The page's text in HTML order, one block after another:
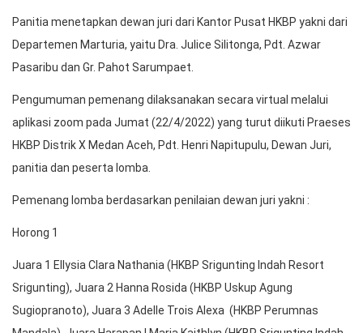
Panitia menetapkan dewan juri dari Kantor Pusat HKBP yakni dari
Departemen Marturia, yaitu Dra. Julice Silitonga, Pdt. Azwar
Pasaribu dan Gr. Pahot Sarumpaet.
Pengumuman pemenang dilaksanakan secara virtual melalui
aplikasi zoom pada Jumat (22/4/2022) yang turut diikuti Praeses
HKBP Distrik X Medan Aceh, Pdt. Henri Napitupulu, Dewan Juri,
panitia dan peserta lomba.
Pemenang lomba berdasarkan penilaian dewan juri yakni :
Horong 1
Juara 1 Ellysia Clara Nathania (HKBP Srigunting Indah Resort
Srigunting), Juara 2 Hanna Rosida (HKBP Uskup Agung
Sugiopranoto), Juara 3 Adelle Trois Alexa (HKBP Perumnas